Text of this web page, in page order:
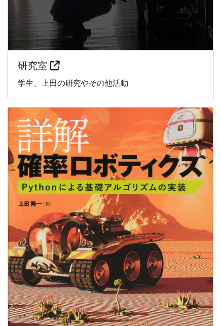
研究室
学生、上田の研究やその他活動